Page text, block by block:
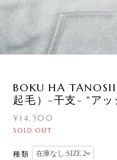
BOKU HA
起毛）-干支- "アッ
¥14,300
SOLD OUT
種類